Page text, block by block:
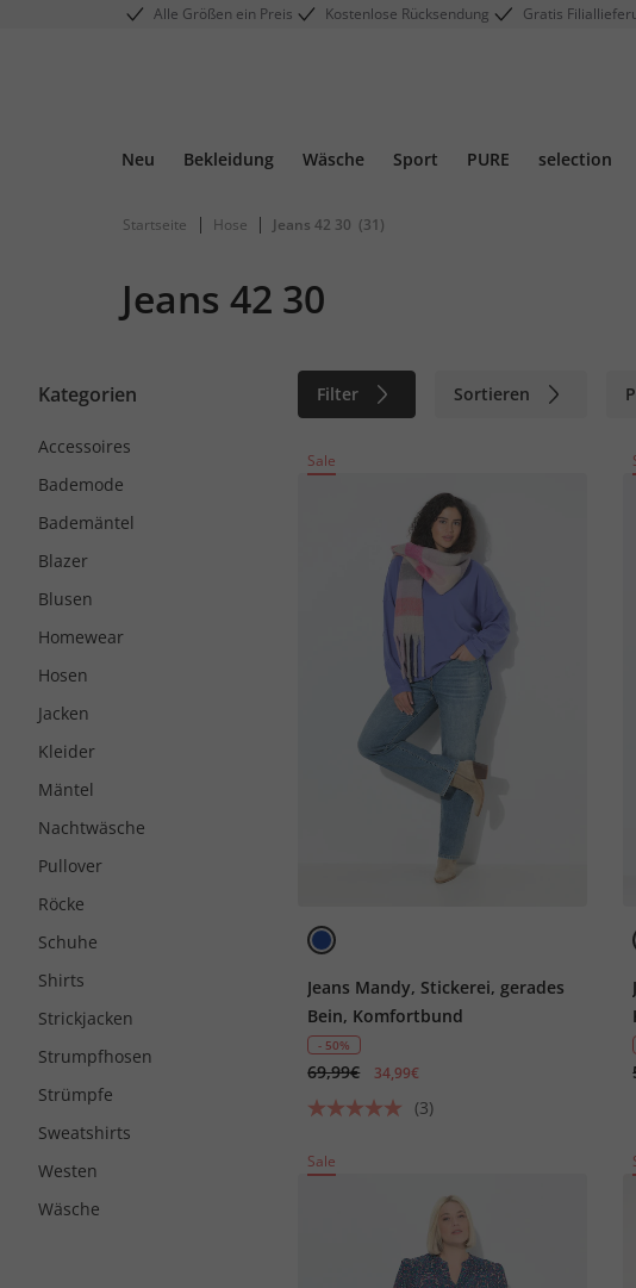
Alle Größen ein Preis Kostenlose Rücksendung Gratis
Neu Bekleidung Wäsche Sport PURE selection
Startseite | Hose | Jeans 42 30 (31)
Jeans 42 30
Kategorien Filter Sortieren
Accessoires
Bademode
Bademäntel
Blazer
Blusen
Homewear
Hosen
Jacken
Kleider
Mäntel
Nachtwäsche
Pullover
Röcke
Schuhe
Shirts
Strickjacken
Strumpfhosen
Strümpfe
Sweatshirts
Westen
Wäsche
Sale
Jeans Mandy, Stickerei, gerades
Bein, Komfortbund
- 50%
69,99€ 34,99€
(3)
Sale